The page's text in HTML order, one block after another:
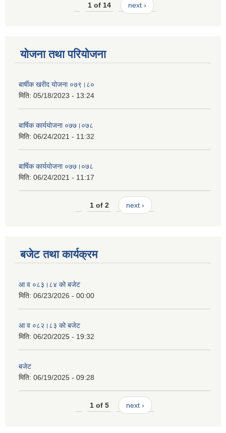
1 of 14 next ›
योजना तथा परियोजना
बार्षीक खरीद योजना ०७९।८०
मिति: 05/18/2023 - 13:24
बार्षिक कार्ययाेजना ०७७।०७८
मिति: 06/24/2021 - 11:32
बार्षिक कार्ययाेजना ०७७।०७८
मिति: 06/24/2021 - 11:17
1 of 2 next ›
बजेट तथा कार्यक्रम
आ व ०८३।८४ को बजेट
मिति: 06/23/2026 - 00:00
आ व ०८२।८३ को बजेट
मिति: 06/20/2025 - 19:32
बजेट
मिति: 06/19/2025 - 09:28
1 of 5 next ›